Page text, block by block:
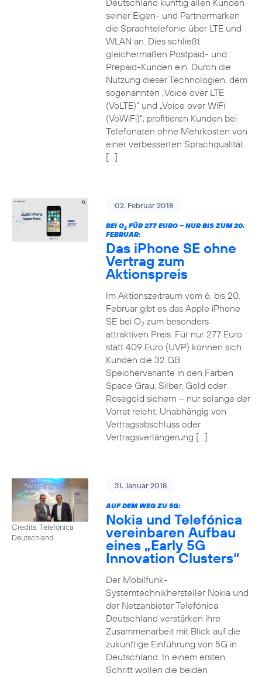
Deutschland künftig allen Kunden
seiner Eigen- und Partnermarken
die Sprachtelefonie über LTE und
WLAN an. Dies schließt
gleichermaßen Postpaid- und
Prepaid-Kunden ein. Durch die
Nutzung dieser Technologien, dem
sogenannten „Voice over LTE
(VoLTE)“ und „Voice over WiFi
(VoWiFi)“, profitieren Kunden bei
Telefonaten ohne Mehrkosten von
einer verbesserten Sprachqualität
[…]
02. Februar 2018
BEI O2FÜR 277 EURO – NUR BIS ZUM 20.
FEBRUAR:
Das iPhone SE ohne
Vertrag zum
Aktionspreis
Im Aktionszeitraum vom 6. bis 20.
Februar gibt es das Apple iPhone
SE bei O2zum besonders
attraktiven Preis. Für nur 277 Euro
statt 409 Euro (UVP) können sich
Kunden die 32 GB
Speichervariante in den Farben
Space Grau, Silber, Gold oder
Rosegold sichern – nur solange der
Vorrat reicht. Unabhängig von
Vertragsabschluss oder
Vertragsverlängerung […]
Credits: Telefónica
Deutschland
31. Januar 2018
AUF DEM WEG ZU 5G:
Nokia und Telefónica
vereinbaren Aufbau
eines „Early 5G
Innovation Clusters“
Der Mobilfunk-
Systemtechnikhersteller Nokia und
der Netzanbieter Telefónica
Deutschland verstärken ihre
Zusammenarbeit mit Blick auf die
zukünftige Einführung von 5G in
Deutschland. In einem ersten
Schritt wollen die beiden